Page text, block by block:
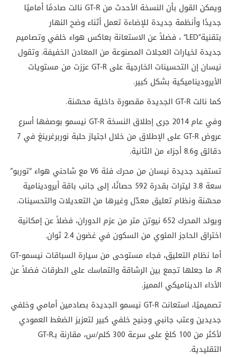
ويمكن القول بأن النسخة الأحدث من GT-R نالت صادمًا أماميًا
جديدًا وأنظمة جديدة للإضاءة تعمل أثناء وضح النهار
بتقنية“LED”، فضلاً عن الاستعانة بعاكس هواء خلفي وتصاميم
جديدة لخيارات العجلات المصنوعة من المعادن الخفيفة. وتقول
نيسان إن التحسينات الخارجية على GT-R عززت من مستويات
الأيروديناميكية بشكل كبير.
كما نالت GT-R الجديدة مقصورة داخلية محسّنة.
وفي عام 2014 جرى إطلاق النسخة
GT-R نيسمو بوصفها أسرع
عروض GT-R
على الإطلاق من خلال اجتياز حلبة نوربرغرينغ في 7
دقائق و8.6 أجزاء من الثانية.
تستفيد جديدة نيسان من محرك فئة V6 مع شاحني هواء “توربو”
سعة 3.8 ليترات بقدرة 592 حصانًا، إلى جانب باقة أيرودينامية
محسّنة ونظام تعليق معدّل وغيرها من التعديلات والتحسينات.
ويولد المحرك 652 نيوتن متر من عزم الدوران، فضلاً عن إمكانية
اختراق الحاجز المئوي من السكون في غضون 2.4 ثوان.
أما نظام التعليق، فجاء مستوحى من سيارة السباقات نيسموGT-
R، ما جعلها تجمع بين الرشاقة والتماسك على الطرقات فضلاً عن
الأداء الديناميكي المميز.
تصميميًا، استعانت GT-R نيسمو الجديدة بصادمين أمامي وخلفي
جديدين وعتب جانبي وجنيح خلفي كبير لتعزيز الضغط العمودي
لأكثر من 100 كلغ على سرعة 300 كلم/س، مقارنة بـ
GT-R
التقليدية.